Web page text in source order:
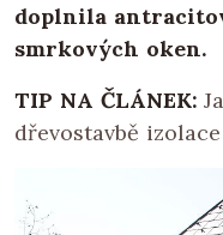
doplnila
smrkových oken.
TIP NA ČLÁNEK:
dřevostavbě